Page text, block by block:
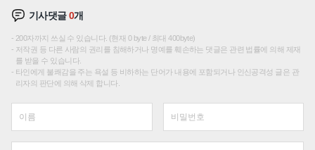
기사댓글0개
200자까지 쓰실 수 있습니다. (현재 0 byte / 최대 400byte)
저작권 등 다른 사람의 권리를 침해하거나 명예를 훼손하는 댓글은 관련 법률에 의해 제재
를 받을 수 있습니다.
타인에게 불쾌감을 주는 욕설 등 비하하는 단어가 내용에 포함되거나 인신공격성 글은 관
리자의 판단에 의해 삭제 합니다.